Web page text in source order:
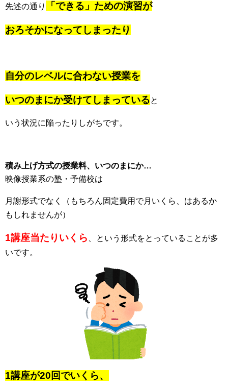
先述の通り 「できる」ための演習が
おろそかになってしまったり
自分のレベルに合わない授業を
いつのまにか受けてしまっていると
いう状況に陥ったりしがちです。
積み上げ方式の授業料、いつのまにか…
映像授業系の塾・予備校は
月謝形式でなく（もちろん固定費用で月いくら、はあるか
もしれませんが）
1講座当たりいくら
、という形式をとっていることが多
いです。
1講座が20回でいくら、